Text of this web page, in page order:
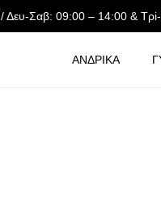
/ Δευ-Σαβ: 09:00 – 14:00 &
ΑΝΔΡΙΚΑ
HAVAIANAS